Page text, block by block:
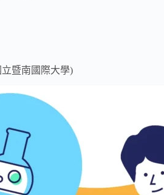
暨南國際大學)